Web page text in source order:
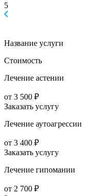
5
Название услуги
Стоимость
Лечение астении
от 3 500 ₽
Заказать услугу
Лечение аутоагрессии
от 3 400 ₽
Заказать услугу
Лечение гипомании
от 2 700 ₽